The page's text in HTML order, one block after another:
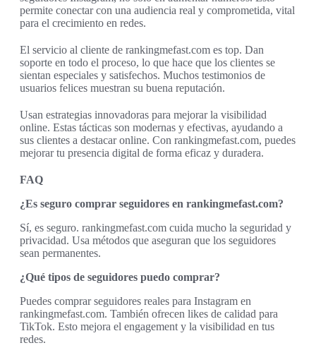
permite conectar con una audiencia real y comprometida, vital
para el crecimiento en redes.
El servicio al cliente de rankingmefast.com es top. Dan
soporte en todo el proceso, lo que hace que los clientes se
sientan especiales y satisfechos. Muchos testimonios de
usuarios felices muestran su buena reputación.
Usan estrategias innovadoras para mejorar la visibilidad
online. Estas tácticas son modernas y efectivas, ayudando a
sus clientes a destacar online. Con rankingmefast.com, puedes
mejorar tu presencia digital de forma eficaz y duradera.
FAQ
¿Es seguro comprar seguidores en rankingmefast.com?
Sí, es seguro. rankingmefast.com cuida mucho la seguridad y
privacidad. Usa métodos que aseguran que los seguidores
sean permanentes.
¿Qué tipos de seguidores puedo comprar?
Puedes comprar seguidores reales para Instagram en
rankingmefast.com. También ofrecen likes de calidad para
TikTok. Esto mejora el engagement y la visibilidad en tus
redes.